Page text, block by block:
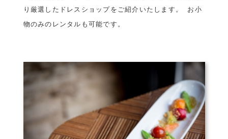
り厳選したドレスショップをご紹介いたします。 お小
物のみのレンタルも可能です。